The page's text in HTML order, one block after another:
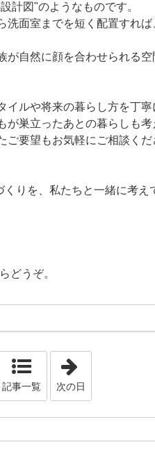
計図"のようなものです。
洗面室までを短く配置すれ
が自然に顔を合わせられる
イルや将来の暮らし方を丁寧
巣立ったあとの暮らしも考
ご要望もお気軽にご相談くだ
りを、私たちと一緒に考え
どうぞ。
「2025年10月25日」
記事一覧 次の日